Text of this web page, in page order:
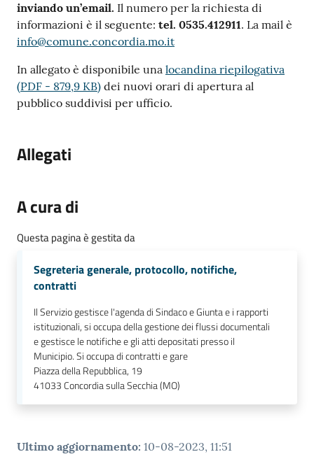
inviando un’email. Il numero per la richiesta di
informazioni è il seguente: tel. 0535.412911. La mail è
info@comune.concordia.mo.it
In allegato è disponibile una locandina riepilogativa
(PDF - 879,9 KB) dei nuovi orari di apertura al
pubblico suddivisi per ufficio.
Allegati
A cura di
Questa pagina è gestita da
Segreteria generale, protocollo, notifiche,
contratti
Il Servizio gestisce l'agenda di Sindaco e Giunta e i rapporti
istituzionali, si occupa della gestione dei flussi documentali
e gestisce le notifiche e gli atti depositati presso il
Municipio. Si occupa di contratti e gare
Piazza della Repubblica, 19
41033Concordia sulla Secchia (MO)
Ultimo aggiornamento: 10-08-2023, 11:51